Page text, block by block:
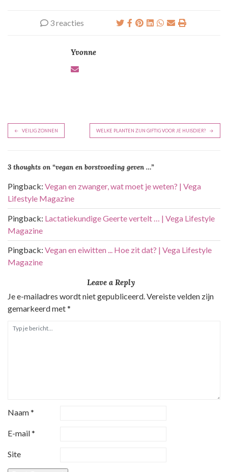
3 reacties
Yvonne
B
i
c
h
t
n
a
v
a
t
VEILIG ZONNEN WELKE PLANTEN ZIJN GIFTIG VOOR JE HUISDIER?
3 thoughts on “vegan en borstvoeding geven …”
Pingback: Vegan en zwanger, wat moet je weten? | Vega
Lifestyle Magazine
Pingback: Lactatiekundige Geerte vertelt … | Vega Lifestyle
Magazine
Pingback: Vegan en eiwitten ... Hoe zit dat? | Vega Lifestyle
Magazine
Leave a Reply
Je e-mailadres wordt niet gepubliceerd.Vereiste velden zijn
gemarkeerd met*
Naam*
E-mail*
Site